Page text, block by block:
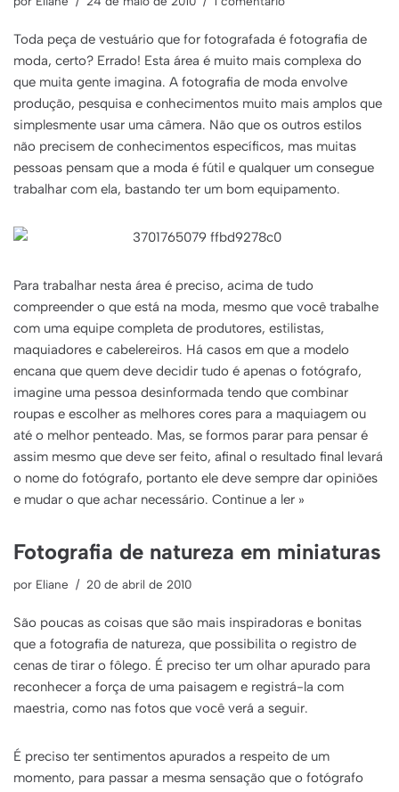
Toda peça de vestuário que for fotografada é fotografia de
moda, certo? Errado! Esta área é muito mais complexa do
que muita gente imagina. A fotografia de moda envolve
produção, pesquisa e conhecimentos muito mais amplos que
simplesmente usar uma câmera. Não que os outros estilos
não precisem de conhecimentos específicos, mas muitas
pessoas pensam que a moda é fútil e qualquer um consegue
trabalhar com ela, bastando ter um bom equipamento.
Para trabalhar nesta área é preciso, acima de tudo
compreender o que está na moda, mesmo que você trabalhe
com uma equipe completa de produtores, estilistas,
maquiadores e cabelereiros. Há casos em que a modelo
encana que quem deve decidir tudo é apenas o fotógrafo,
imagine uma pessoa desinformada tendo que combinar
roupas e escolher as melhores cores para a maquiagem ou
até o melhor penteado. Mas, se formos parar para pensar é
assim mesmo que deve ser feito, afinal o resultado final levará
o nome do fotógrafo, portanto ele deve sempre dar opiniões
e mudar o que achar necessário. Continue a ler »
Fotografia de natureza em miniaturas
por Eliane 20 de abril de 2010
São poucas as coisas que são mais inspiradoras e bonitas
que a fotografia de natureza, que possibilita o registro de
cenas de tirar o fôlego. É preciso ter um olhar apurado para
reconhecer a força de uma paisagem e registrá-la com
maestria, como nas fotos que você verá a seguir.
É preciso ter sentimentos apurados a respeito de um
momento, para passar a mesma sensação que o fotógrafo